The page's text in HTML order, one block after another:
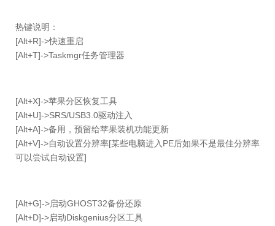
热键说明：
[Alt+R]->快速重启
[Alt+T]->Taskmgr任务管理器
[Alt+X]->苹果分区恢复工具
[Alt+U]->SRS/USB3.0驱动注入
[Alt+A]->备用，预留给苹果装机功能更新
[Alt+V]->自动设置分辨率[某些电脑进入PE后如果不是最佳分辨率
可以尝试自动设置]
[Alt+G]->启动GHOST32备份还原
[Alt+D]->启动Diskgenius分区工具